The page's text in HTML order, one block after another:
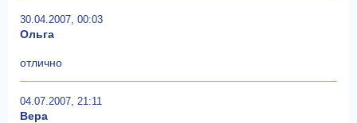
30.04.2007, 00:03
Ольга
отлично
04.07.2007, 21:11
Вера